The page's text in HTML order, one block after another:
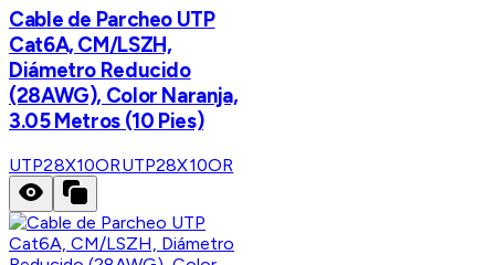
Cable de Parcheo UTP
Cat6A, CM/LSZH,
Diámetro Reducido
(28AWG), Color Naranja,
3.05 Metros (10 Pies)
UTP28X10ORUTP28X10OR